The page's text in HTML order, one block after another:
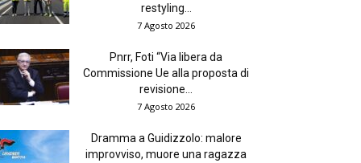
restyling...
7 Agosto 2026
Pnrr, Foti “Via libera da
Commissione Ue alla proposta di
revisione...
7 Agosto 2026
Dramma a Guidizzolo: malore
improvviso, muore una ragazza